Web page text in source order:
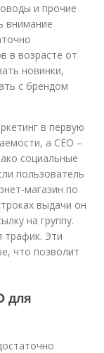
и прочие
внимание
в возрасте от
новинки,
с брендом
в первую
а СЕО –
социальные
пользователь
магазин по
выдачи он
на группу.
трафик. Эти
что позволит
для